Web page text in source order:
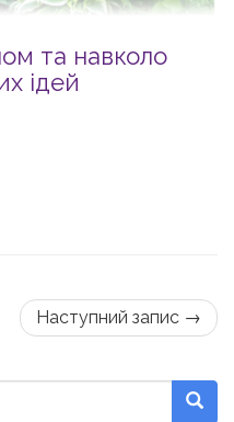
та навколо
ідей
Наступний запис →